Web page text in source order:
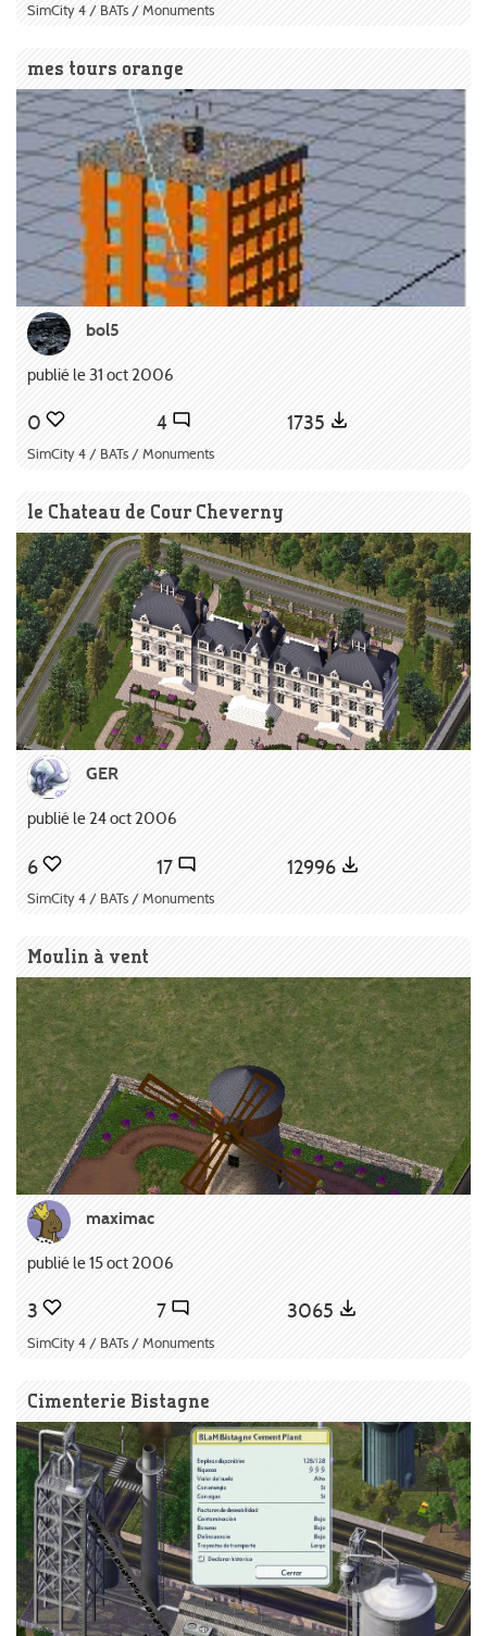
SimCity 4 / BATs / Monuments
mes tours orange
bol5
publié le 31 oct 2006
0 4 1735
SimCity 4 / BATs / Monuments
le Chateau de Cour Cheverny
GER
publié le 24 oct 2006
6 17 12996
SimCity 4 / BATs / Monuments
Moulin à vent
maximac
publié le 15 oct 2006
3 7 3065
SimCity 4 / BATs / Monuments
Cimenterie Bistagne